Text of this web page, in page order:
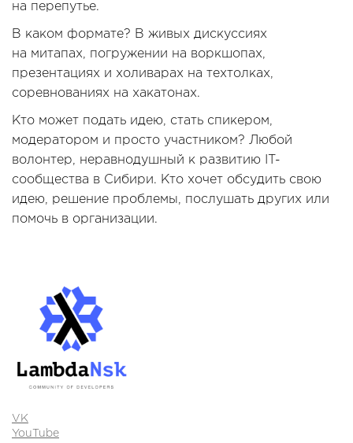
на перепутье.
В каком формате? В живых дискуссиях
на митапах, погружении на воркшопах,
презентациях и холиварах на техтолках,
соревнованиях на хакатонах.
Кто может подать идею, стать спикером,
модератором и просто участником? Любой
волонтер, неравнодушный к развитию IT-
сообщества в Сибири. Кто хочет обсудить свою
идею, решение проблемы, послушать других или
помочь в организации.
VK
YouTube